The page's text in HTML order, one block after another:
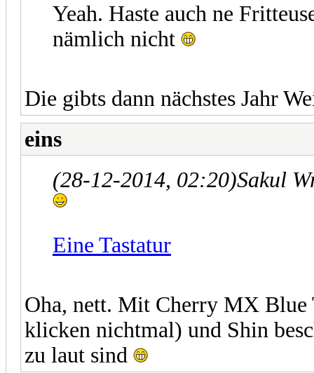
Yeah. Haste auch ne
nämlich nicht
Die gibts dann nächstes Jahr
eins
(28-12-2014, 02:20)Sakul
Eine Tastatur
Oha, nett. Mit Cherry MX Blue
klicken nichtmal) und Shin
zu laut sind